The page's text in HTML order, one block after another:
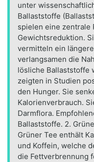
unter
Ballaststoffe
spielen eine zentrale
Gewichtsreduktion.
vermitteln ein
verlangsamen die
lösliche Ballaststoffe
zeigten in Studien
den Hunger. Sie
Kalorienverbrauch.
Darmflora.
Ballaststoffe. 2.
Grüner Tee enthält
und Koffein, welche
die Fettverbrennung